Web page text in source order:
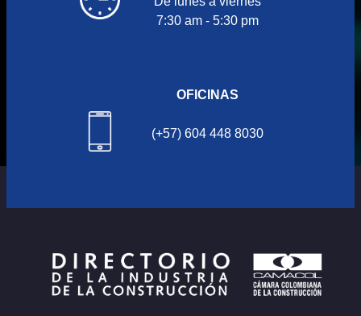
7:30 am - 5:30 pm
OFICINAS
(+57) 604 448 8030